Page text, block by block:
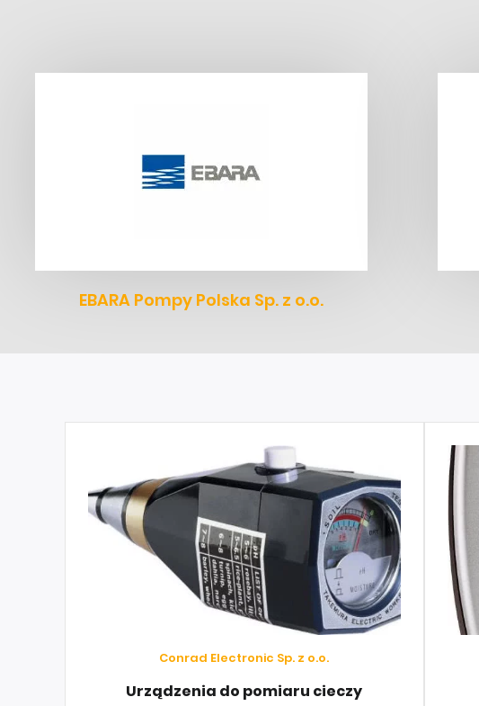
EBARA Pompy Polska Sp. z o.o.
Conrad Electronic Sp. z o.o.
Urządzenia do pomiaru cieczy